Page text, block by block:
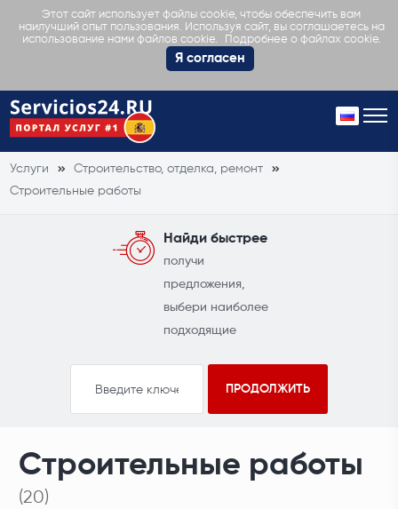
Этот сайт использует файлы cookie, чтобы обеспечить вам
наилучший опыт пользования. Используя сайт, вы соглашаетесь на
использование нами файлов cookie.
Подробнее о файлах cookie.
Я согласен
Услуги
Строительство, отделка, ремонт
Строительные работы
Найди быстрее
получи
предложения,
выбери наиболее
подходящие
Строительные работы
(20)